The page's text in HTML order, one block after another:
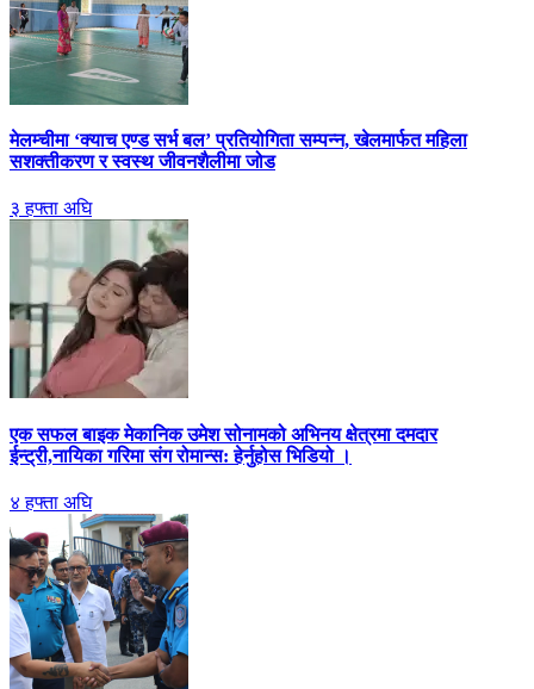
मेलम्चीमा ‘क्याच एण्ड सर्भ बल’ प्रतियोगिता सम्पन्न, खेलमार्फत महिला
सशक्तीकरण र स्वस्थ जीवनशैलीमा जोड
३ हफ्ता अघि
एक सफल बाइक मेकानिक उमेश सोनामको अभिनय क्षेत्रमा दमदार
ईन्ट्री,नायिका गरिमा संग रोमान्स: हेर्नुहोस भिडियो ।
४ हफ्ता अघि